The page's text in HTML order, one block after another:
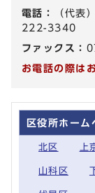
電話：
（代
222-3340
ファックス：
お電話の際は
区役所ホーム
北区 上
山科区